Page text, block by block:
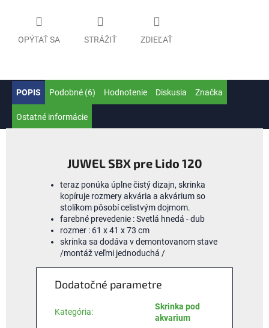
OPÝTAŤ SA STRÁŽIŤ ZDIEĽAŤ
POPIS Podobné (6) Hodnotenie Diskusia Značka
Ostatné informácie
JUWEL SBX pre Lido 120
teraz ponúka úplne čistý dizajn, skrinka
kopíruje rozmery akvária a akvárium so
stolíkom pôsobí celistvým dojmom.
farebné prevedenie : Svetlá hnedá - dub
rozmer : 61 x 41 x 73 cm
skrinka sa dodáva v demontovanom stave
/montáž veľmi jednoduchá /
Dodatočné parametre
Kategória:
Skrinka pod
akvarium